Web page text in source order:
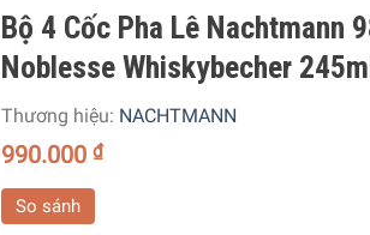
Bộ 4 Cốc Pha Lê Nachtmann
Noblesse Whiskybecher
Thương hiệu: NACHTMANN
990.000 ₫
So sánh